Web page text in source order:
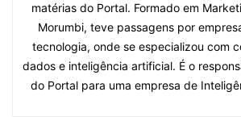
matérias do Portal. Formado em
Morumbi, teve passagens por
tecnologia, onde se especializou com
dados e inteligência artificial. É o
do Portal para uma empresa de